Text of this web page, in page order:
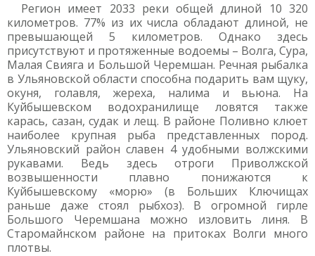
Регион имеет 2033 реки общей длиной 10 320
километров. 77% из их числа обладают длиной, не
превышающей 5 километров. Однако здесь
присутствуют и протяженные водоемы – Волга, Сура,
Малая Свияга и Большой Черемшан. Речная рыбалка
в Ульяновской области способна подарить вам щуку,
окуня, голавля, жереха, налима и вьюна. На
Куйбышевском водохранилище ловятся также
карась, сазан, судак и лещ. В районе Поливно клюет
наиболее крупная рыба представленных пород.
Ульяновский район славен 4 удобными волжскими
рукавами. Ведь здесь отроги Приволжской
возвышенности плавно понижаются к
Куйбышевскому «морю» (в Больших Ключищах
раньше даже стоял рыбхоз). В огромной гирле
Большого Черемшана можно изловить линя. В
Старомайнском районе на притоках Волги много
плотвы.